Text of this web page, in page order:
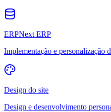
ERPNext ERP
Implementação e personalização
Design do site
Design e desenvolvimento